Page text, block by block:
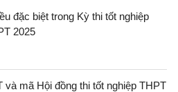
đặc biệt trong Kỳ thi tốt nghiệp
2025
mã Hội đồng thi tốt nghiệp THPT